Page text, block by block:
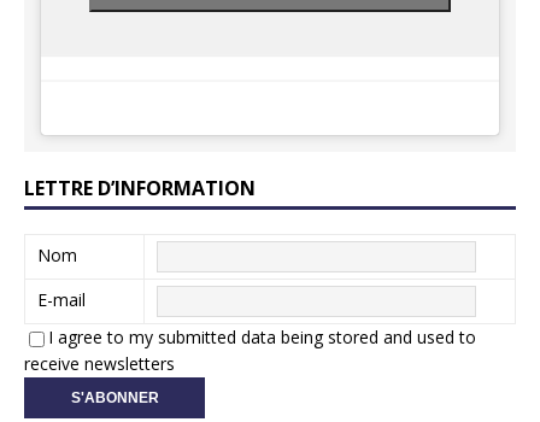
LETTRE D’INFORMATION
Nom
E-mail
I agree to my submitted data being stored and used to
receive newsletters